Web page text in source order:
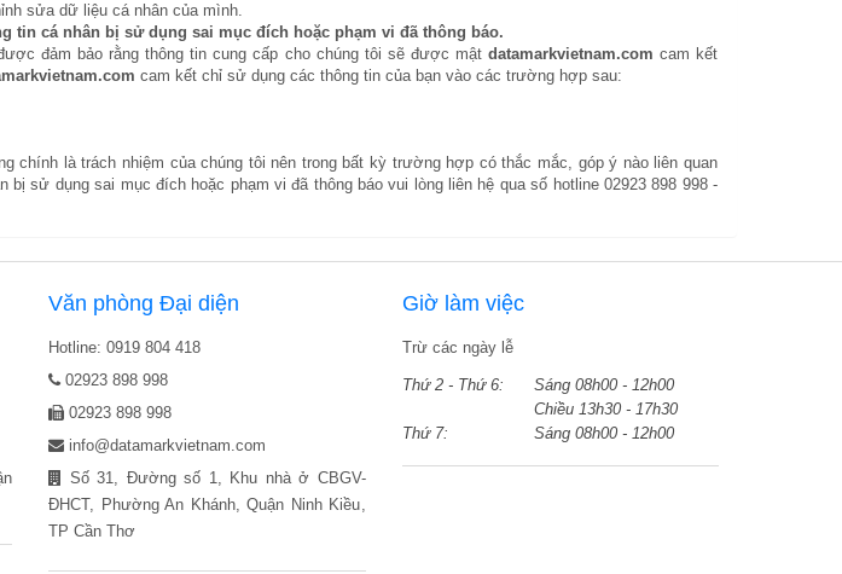
sửa dữ liệu cá nhân của mình.
tin cá nhân bị sử dụng sai mục đích hoặc phạm vi đã thông báo.
đảm bảo rằng thông tin cung cấp cho chúng tôi sẽ được mật datamarkvietnam.com cam kết
cam kết chỉ sử dụng các thông tin của bạn vào các trường hợp sau:
chính là trách nhiệm của chúng tôi nên trong bất kỳ trường hợp có thắc mắc, góp ý nào liên quan
bị sử dụng sai mục đích hoặc phạm vi đã thông báo vui lòng liên hệ qua số hotline 02923 898 998 -
Văn phòng Đại diện
Hotline: 0919 804 418
02923 898 998
02923 898 998
info@datamarkvietnam.com
Số 31, Đường số 1, Khu nhà ở CBGV-
ĐHCT, Phường An Khánh, Quận Ninh Kiều,
TP Cần Thơ
Giờ làm việc
Trừ các ngày lễ
Thứ 2 - Thứ 6:
Sáng 08h00 - 12h00
Chiều 13h30 - 17h30
Thứ 7:
Sáng 08h00 - 12h00